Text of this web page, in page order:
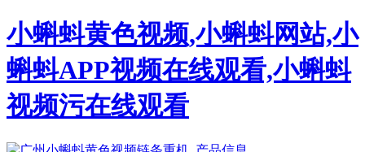
小蝌蚪黄色视频,小蝌蚪网站,小
蝌蚪APP视频在线观看,小蝌蚪
视频污在线观看